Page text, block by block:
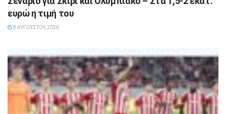
ευρώ η τιμή του
8 ΑΥΓΟΎΣΤΟΥ, 2026